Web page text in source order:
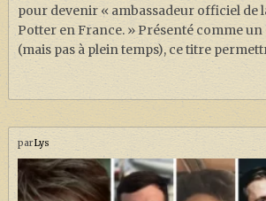
pour devenir « ambassadeur officiel de
Potter en France. » Présenté comme un
(mais pas à plein temps), ce titre
parLys